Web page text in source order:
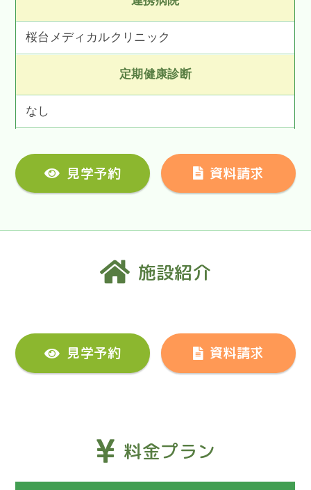
桜台メディカルクリニック
定期健康診断
なし
見学予約 資料請求
施設紹介
見学予約 資料請求
料金プラン